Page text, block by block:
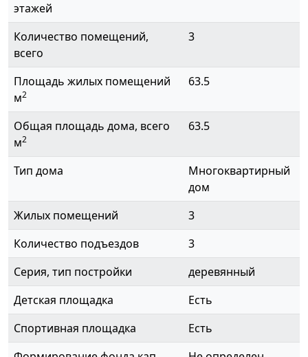
этажей
Количество помещений,
всего
3
Площадь жилых помещений
м2
63.5
Общая площадь дома, всего
м2
63.5
Тип дома
Многоквартирный
дом
Жилых помещений
3
Количество подъездов
3
Серия, тип постройки
деревянный
Детская площадка
Есть
Спортивная площадка
Есть